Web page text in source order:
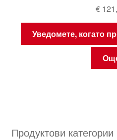
€
Уведомете, когато
Продуктови категории